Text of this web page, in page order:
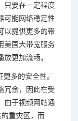
只要在一定程度
可能网络稳定性
以提供更多的带
美国大带宽服务
更加流畅。
多的安全性。
冗余，因此在受
由于视频网站通
重灾区，而